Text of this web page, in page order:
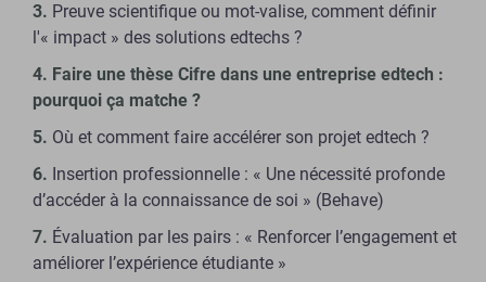
Preuve scientifique ou mot-valise, comment définir
l'« impact » des solutions edtechs ?
Faire une thèse Cifre dans une entreprise edtech :
pourquoi ça matche ?
Où et comment faire accélérer son projet edtech ?
Insertion professionnelle : « Une nécessité profonde
d’accéder à la connaissance de soi » (Behave)
Évaluation par les pairs : « Renforcer l’engagement et
améliorer l’expérience étudiante »